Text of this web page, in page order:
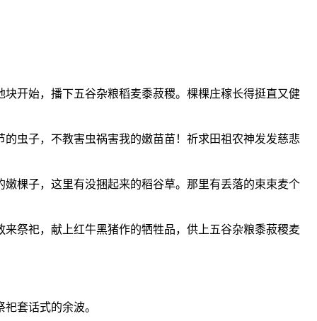
开始，播下五谷杂粮稻麦黍菽稷。棵棵庄稼长得挺直又健
虫子，不教害虫祸害我的嫩苗苗！祈求田祖农神发发慈悲
棵子，这里有没捆起来的稻谷草。那里有丢落的束束麦个
祭祀，献上红牛黑猪作的牺牲品，供上五谷杂粮黍菽稷麦
套话式的余波。